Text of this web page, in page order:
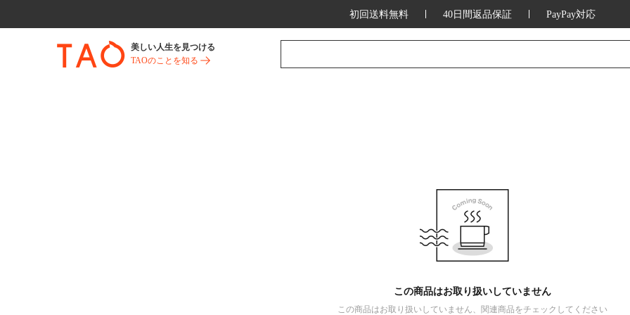
初回送料無料 40日間返品保証 PayPay対応
美しい人生を見つける
TAOのことを知る
この商品はお取り扱いしていません
この商品はお取り扱いしていません、関連商品をチェックしてください